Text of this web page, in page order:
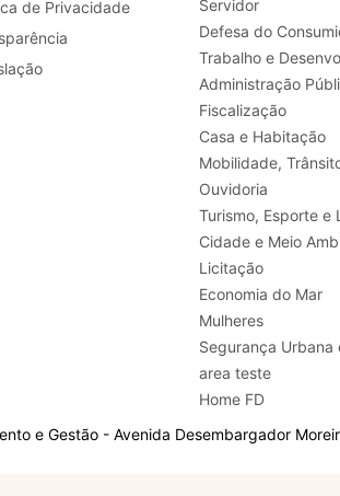
de Privacidade
Servidor
Defesa do
Administração
Fiscalização
Casa e Habitação
Mobilidade,
Ouvidoria
Cidade e Meio
Licitação
Economia do Mar
Mulheres
Segurança Urbana
area teste
Home FD
e Gestão - Avenida Desembargador